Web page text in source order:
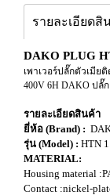
รายละเอียดสิ
DAKO PLUG
เพาเวอร์ปลั๊กตัวเมีย
400V 6H DAKO ปลั๊
รายละเอียดสินค้า
ยี่ห้อ (Brand) :
รุ่น (Model) : HTN
MATERIAL:
Housing material
Contact :nickel-